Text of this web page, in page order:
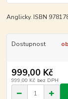
Anglicky. ISBN
Dostupnost
999,00 Kč
999,00 Kč bez DPH